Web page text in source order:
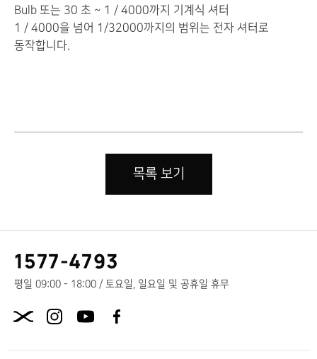
Bulb 또는 30 초 ~ 1 / 4000까지 기계식 셔터
1 / 4000을 넘어 1/32000까지 의 범위 는 전자 셔터로
동작합니다.
목록 보기
고
객
센
전
1577-4793
평일 09:00 - 18:00 / 토요일, 일요일 및 공휴일 휴무
X.com